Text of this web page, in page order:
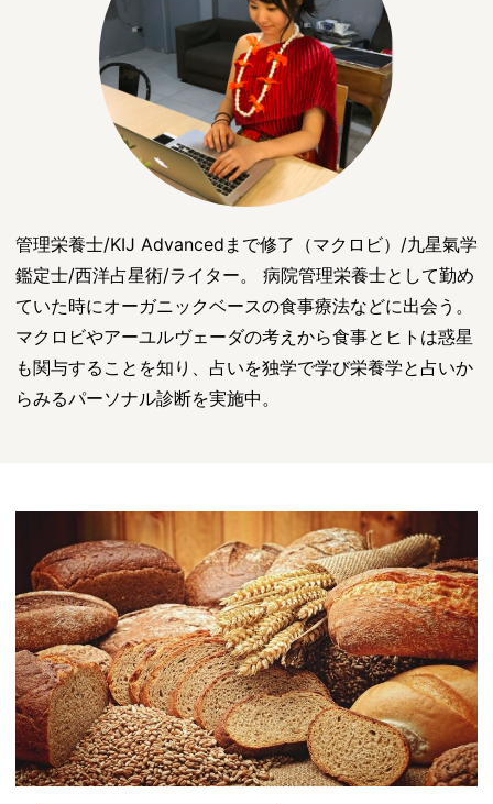
管理栄養士/KIJ Advancedまで修了（マクロビ）/九星氣学
鑑定士/西洋占星術/ライター。 病院管理栄養士として勤め
ていた時にオーガニックベースの食事療法などに出会う。
マクロビやアーユルヴェーダの考えから食事とヒトは惑星
も関与することを知り、占いを独学で学び栄養学と占いか
らみるパーソナル診断を実施中。